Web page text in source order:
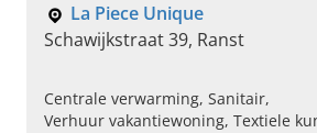
La Piece Unique
Schawijkstraat 39, Ranst
Centrale verwarming, Sanitair,
Verhuur vakantiewoning, Textiele